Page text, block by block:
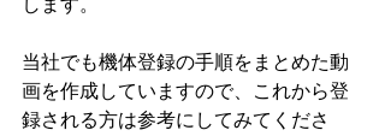
します。
当社でも機体登録の手順をまとめた動
画を作成していますので、これから登
録される方は参考にしてみてくださ